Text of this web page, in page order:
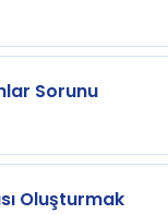
Sorunu
Oluşturmak